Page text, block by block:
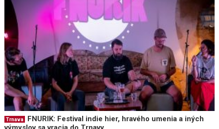
Trnava
FNURIK: Festival indie hier, hravého umenia a iných